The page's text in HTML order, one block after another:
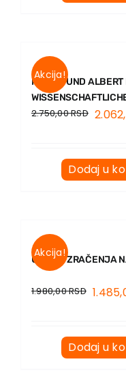
Akcija!
MILEVA UND
2.750,00RSD
Dodaj u
Akcija!
UTICAJ ZRAČENJA
1.980,00RSD
Dodaj u